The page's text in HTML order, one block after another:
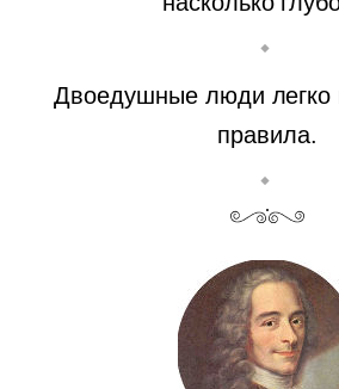
Двоедушные люди легко
правила.